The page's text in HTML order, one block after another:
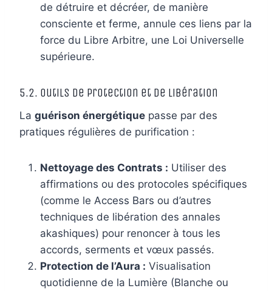
de détruire et décréer, de manière
consciente et ferme, annule ces liens par la
force du Libre Arbitre, une Loi Universelle
supérieure.
5.2. Outils de Protection et de Libération
La guérison énergétique passe par des
pratiques régulières de purification :
Nettoyage des Contrats : Utiliser des
affirmations ou des protocoles spécifiques
(comme le Access Bars ou d’autres
techniques de libération des annales
akashiques) pour renoncer à tous les
accords, serments et vœux passés.
Protection de l’Aura : Visualisation
quotidienne de la Lumière (Blanche ou